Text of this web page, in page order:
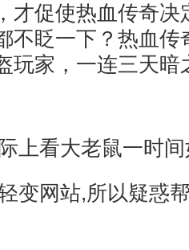
才促使热血传奇决
不眨一下？热血传
玩家，一连三天暗
上看大老鼠一时
变网站,所以疑惑